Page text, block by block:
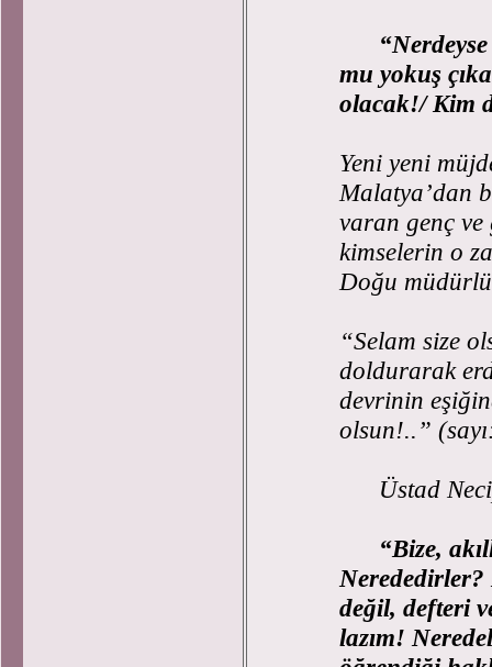
mu yokuş
olacak!/ Kim
Yeni yeni
Malatya’dan
varan genç
kimselerin o
Doğu
“Selam size
doldurarak
devrinin
olsun!..”
Üstad Necip
“Bize,
Nerededirler?
değil, defteri
lazım!